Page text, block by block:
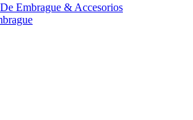
Embrague & Accesorios